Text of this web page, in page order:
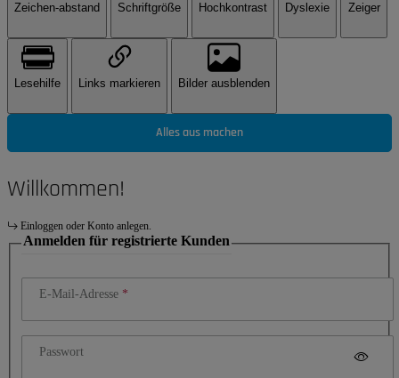
Zeichen-abstand Schriftgröße Hochkontrast Dyslexie Zeiger
Lesehilfe Links markieren Bilder ausblenden
Alles aus machen
Willkommen!
Einloggen oder Konto anlegen.
Anmelden für registrierte Kunden
E-Mail-Adresse
Passwort